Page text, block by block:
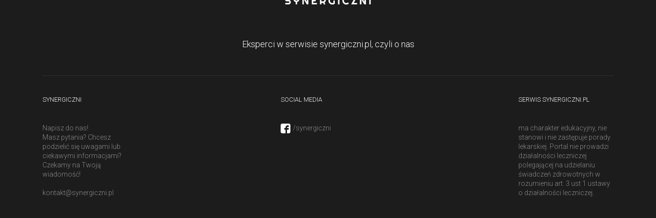
Eksperci w serwisie synergiczni.pl, czyli o nas
SYNERGICZNI
Napisz do nas!
Masz pytania? Chcesz
podzielić się uwagami lub
ciekawymi informacjami?
Czekamy na Twoją
wiadomość!
kontakt@synergiczni.pl
SOCIAL MEDIA
/synergiczni
SERWIS SYNERGICZNI.PL
ma charakter edukacyjny, nie
stanowi i nie zastępuje porady
lekarskiej. Portal nie prowadzi
działalności leczniczej
polegającej na udzielaniu
świadczeń zdrowotnych w
rozumieniu art. 3 ust 1 ustawy
o działalności leczniczej.